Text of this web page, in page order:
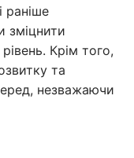
раніше
зміцнити
Крім того,
та
незважаючи